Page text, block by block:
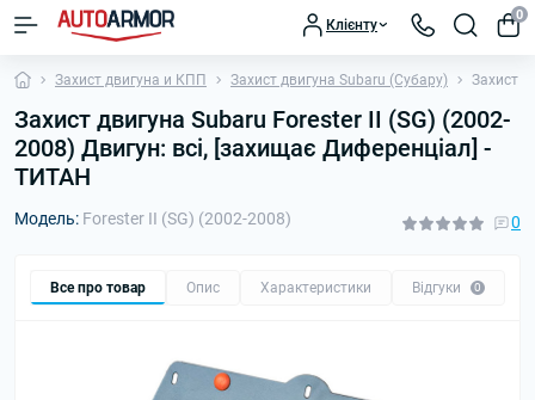
Клієнту
0
Захист двигуна и КПП Захист двигуна Subaru (Субару) Захист
Захист двигуна Subaru Forester II (SG) (2002-
2008) Двигун: всі, [захищає Диференціал] -
ТИТАН
Модель: Forester II (SG) (2002-2008) 0
Все про товар Опис Характеристики Відгуки 0